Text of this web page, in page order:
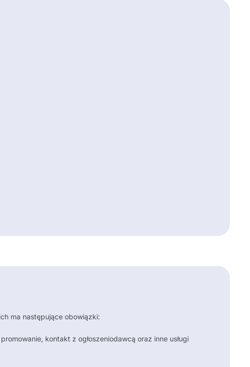
ma następujące obowiązki:
kontakt z ogłoszeniodawcą oraz inne usługi